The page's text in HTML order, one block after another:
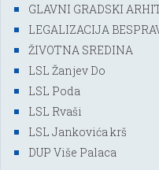
GLAVNI GRADSKI
LEGALIZACIJA
ŽIVOTNA SREDINA
LSL Žanjev Do
LSL Poda
LSL Rvaši
LSL Jankovića krš
DUP Više Palaca